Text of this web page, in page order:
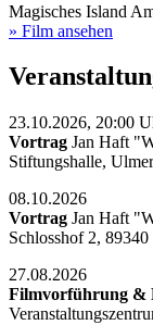
Magisches Island
» Film ansehen
23.10.2026, 20:00
Vortrag Jan Haft
Stiftungshalle,
08.10.2026
Vortrag Jan Haft
Schlosshof 2,
27.08.2026
Filmvorführung &